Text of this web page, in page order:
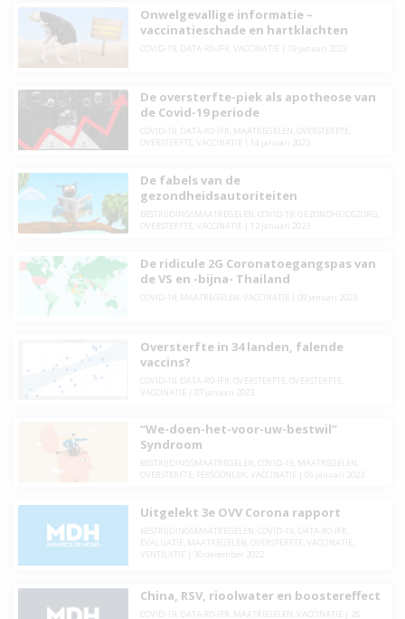
Onwelgevallige informatie –
vaccinatieschade en hartklachten
COVID-19, DATA-R0-IFR VACCINATIE 19 januari 2023
De oversterfte-piek als apotheose van
de Covid-19 periode
COVID-19, DATA-R0-IFR MAATREGELEN OVERSTERFTE
OVERSTERFTE
VACCINATIE 14 januari 2023
De fabels van de
gezondheidsautoriteiten
BESTRIJDINGSMAATREGELEN COVID-19, GEZONDHEIDSZORG
OVERSTERFTE
VACCINATIE 12 januari 2023
De ridicule 2G Coronatoegangspas van
de VS en -bijna- Thailand
COVID-19, MAATREGELEN VACCINATIE 09 januari 2023
Oversterfte in 34 landen, falende
vaccins?
COVID-19, DATA-R0-IFR OVERSTERFTE OVERSTERFTE
VACCINATIE
07 januari 2023
“We-doen-het-voor-uw-bestwil”
Syndroom
BESTRIJDINGSMAATREGELEN COVID-19, MAATREGELEN
OVERSTERFTE
PERSOONLIJK VACCINATIE 05 januari 2023
Uitgelekt 3e OVV Corona rapport
BESTRIJDINGSMAATREGELEN COVID-19, DATA-R0-IFR
EVALUATIE
MAATREGELEN OVERSTERFTE VACCINATIE
VENTILATIE
30 december 2022
China, RSV, rioolwater en boostereffect
COVID-19, DATA-R0-IFR MAATREGELEN VACCINATIE
28